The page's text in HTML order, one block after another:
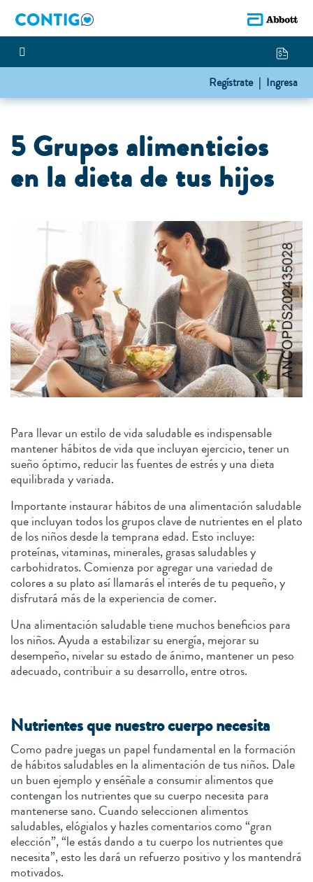
Regístrate | Ingresa
5 Grupos alimenticios
en la dieta de tus hijos
Para llevar un estilo de vida saludable es indispensable
mantener hábitos de vida que incluyan ejercicio, tener un
sueño óptimo, reducir las fuentes de estrés y una dieta
equilibrada y variada.
Importante instaurar hábitos de una alimentación saludable
que incluyan todos los grupos clave de nutrientes en el plato
de los niños desde la temprana edad. Esto incluye:
proteínas, vitaminas, minerales, grasas saludables y
carbohidratos. Comienza por agregar una variedad de
colores a su plato así llamarás el interés de tu pequeño, y
disfrutará más de la experiencia de comer.
Una alimentación saludable tiene muchos beneficios para
los niños. Ayuda a estabilizar su energía, mejorar su
desempeño, nivelar su estado de ánimo, mantener un peso
adecuado, contribuir a su desarrollo, entre otros.
Nutrientes que nuestro cuerpo necesita
Como padre juegas un papel fundamental en la formación
de hábitos saludables en la alimentación de tus niños. Dale
un buen ejemplo y enséñale a consumir alimentos que
contengan los nutrientes que su cuerpo necesita para
mantenerse sano. Cuando seleccionen alimentos
saludables, elógialos y hazles comentarios como “gran
elección”, “le estás dando a tu cuerpo los nutrientes que
necesita”, esto les dará un refuerzo positivo y los mantendrá
motivados.